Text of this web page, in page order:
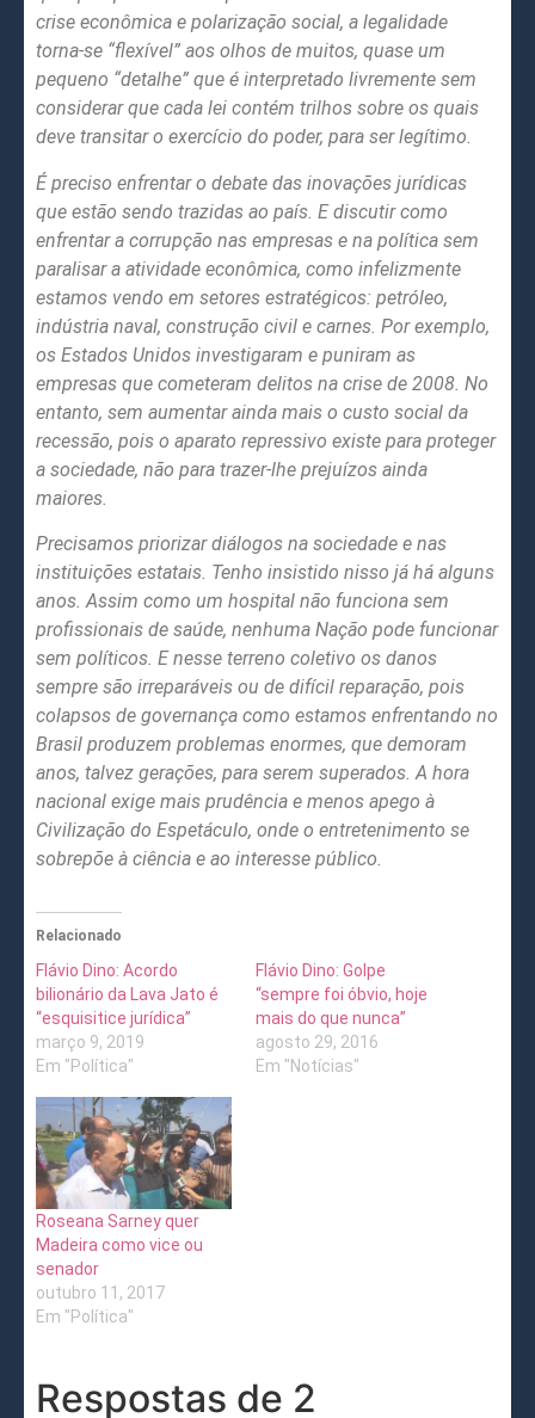
crise econômica e polarização social, a legalidade
torna-se “flexível” aos olhos de muitos, quase um
pequeno “detalhe” que é interpretado livremente sem
considerar que cada lei contém trilhos sobre os quais
deve transitar o exercício do poder, para ser legítimo.
É preciso enfrentar o debate das inovações jurídicas
que estão sendo trazidas ao país. E discutir como
enfrentar a corrupção nas empresas e na política sem
paralisar a atividade econômica, como infelizmente
estamos vendo em setores estratégicos: petróleo,
indústria naval, construção civil e carnes. Por exemplo,
os Estados Unidos investigaram e puniram as
empresas que cometeram delitos na crise de 2008. No
entanto, sem aumentar ainda mais o custo social da
recessão, pois o aparato repressivo existe para proteger
a sociedade, não para trazer-lhe prejuízos ainda
maiores.
Precisamos priorizar diálogos na sociedade e nas
instituições estatais. Tenho insistido nisso já há alguns
anos. Assim como um hospital não funciona sem
profissionais de saúde, nenhuma Nação pode funcionar
sem políticos. E nesse terreno coletivo os danos
sempre são irreparáveis ou de difícil reparação, pois
colapsos de governança como estamos enfrentando no
Brasil produzem problemas enormes, que demoram
anos, talvez gerações, para serem superados. A hora
nacional exige mais prudência e menos apego à
Civilização do Espetáculo, onde o entretenimento se
sobrepõe à ciência e ao interesse público.
Relacionado
Flávio Dino: Acordo
bilionário da Lava Jato é
“esquisitice jurídica”
março 9, 2019
Em "Política"
Flávio Dino: Golpe
“sempre foi óbvio, hoje
mais do que nunca”
agosto 29, 2016
Em "Notícias"
Roseana Sarney quer
Madeira como vice ou
senador
outubro 11, 2017
Em "Política"
Respostas de 2